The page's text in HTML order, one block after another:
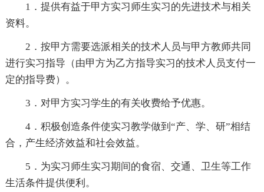
1．提供有益于甲方实习师生实习的先进技术与相关
资料。
2．按甲方需要选派相关的技术人员与甲方教师共同
进行实习指导（由甲方为乙方指导实习的技术人员支付一
定的指导费）。
3．对甲方实习学生的有关收费给予优惠。
4．积极创造条件使实习教学做到“产、学、研”相结
合，产生经济效益和社会效益。
5．为实习师生实习期间的食宿、交通、卫生等工作
生活条件提供便利。